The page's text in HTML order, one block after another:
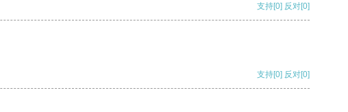
支持[0] 反对[0]
支持[0] 反对[0]